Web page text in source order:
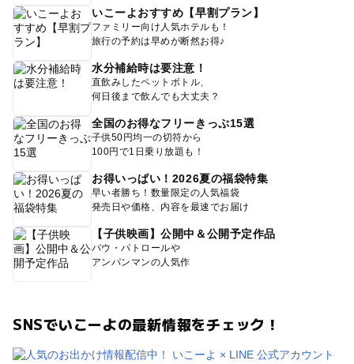
いこーよおすすめ【早割プラン】
ファミリー向け人気ホテルも！
旅行の予約は早めが断然お得♪
水分補給時は要注意！
直飲みしたペットボトル、
何日後まで飲んでも大丈夫？
全国のお得なフリーきっぷ15選
子供50円均一の切符から
100円で1日乗り放題も！
お得いっぱい！2026夏の福袋特集
早い者勝ち！数量限定の人気福袋
発売日や価格、内容を最速でお届け
【子供映画】公開中＆公開予定作品
パウ・パトロールや
アンパンマンの人気作
SNSでいこーよの最新情報をチェック！